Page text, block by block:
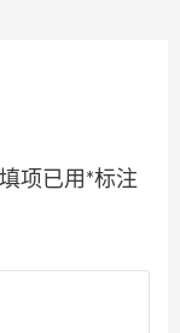
项已用*标注